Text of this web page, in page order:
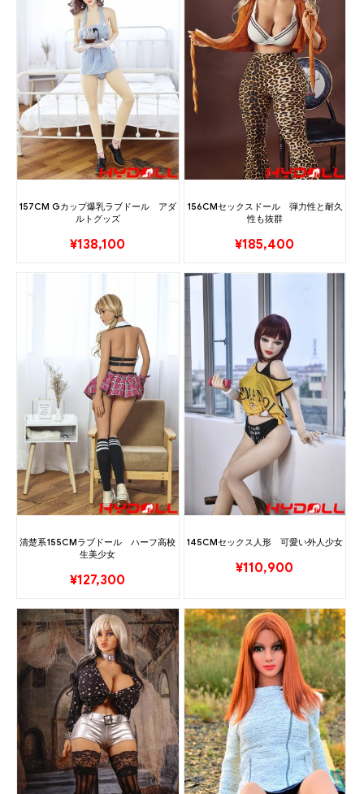
157CM Gカップ爆乳ラブドール アダ
ルトグッズ
¥138,100
156CMセックスドール 弾力性と耐久
性も抜群
¥185,400
清楚系155CMラブドール ハーフ高校
生美少女
¥127,300
145CMセックス人形 可愛い外人少女
¥110,900